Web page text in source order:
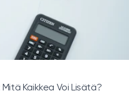
Kaikkea Voi Lisätä?